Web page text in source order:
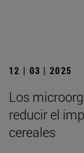
12 | 03 | 2025
Los
reducir el
cereales